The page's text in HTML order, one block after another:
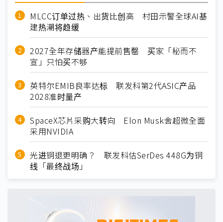
MLCC订单过热、出货比创高 村田示警全球AI基
建热潮将趋缓
2027全年存储器产能提前售罄 买家「秘而不
宣」只怕买不够
英特尔EMIB良率达标 联发科第2代ASIC产品
2028准时量产
SpaceX芯片采购大转向 Elon Musk舍超微全面
采用NVIDIA
光进铜退更明确？ 联发科估SerDes 448G为铜
线「最终战场」